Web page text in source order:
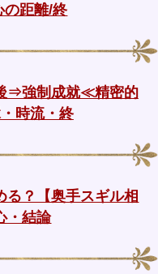
の距離/終
⇒強制成就≪精密的
時流・終
る？【奥手スギル相
・結論